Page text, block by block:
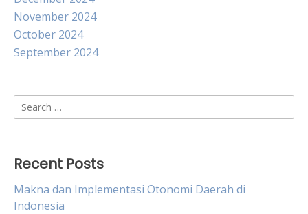
November 2024
October 2024
September 2024
Search
for:
Recent Posts
Makna dan Implementasi Otonomi Daerah di
Indonesia